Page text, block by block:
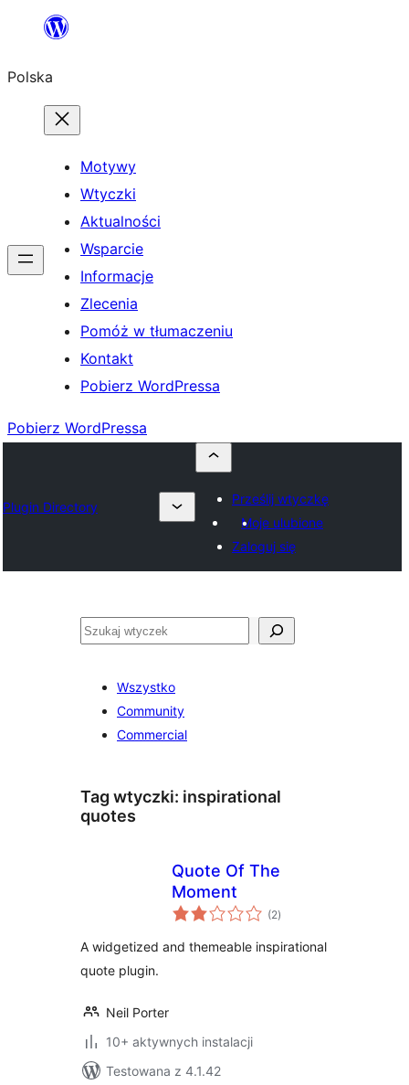
Przejdź
treści
Polska
Motywy
Wtyczki
Aktualności
Wsparcie
Informacje
Zlecenia
Pomóż w tłumaczeniu
Kontakt
Pobierz WordPressa
Pobierz WordPressa
Plugin Directory
Prześlij wtyczkę
Moje ulubione
Zaloguj się
Szukaj
Wszystko
Community
Commercial
Tag wtyczki: inspirational
quotes
Quote Of The
Moment
(2wszystkich
ocen
)
A widgetized and themeable inspirational
quote plugin.
Neil Porter
10+ aktywnych instalacji
Testowana z 4.1.42